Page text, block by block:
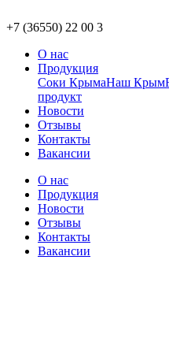
+7 (36550) 22 00 3
О нас
Продукция
Соки КрымаНаш Крым
продукт
Новости
Отзывы
Контакты
Вакансии
О нас
Продукция
Новости
Отзывы
Контакты
Вакансии